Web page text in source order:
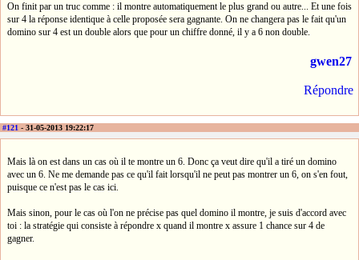
On finit par un truc comme : il montre automatiquement le plus grand ou autre... Et une fois
sur 4 la réponse identique à celle proposée sera gagnante. On ne changera pas le fait qu'un
domino sur 4 est un double alors que pour un chiffre donné, il y a 6 non double.
gwen27
Répondre
#121 - 31-05-2013 19:22:17
Mais là on est dans un cas où il te montre un 6. Donc ça veut dire qu'il a tiré un domino
avec un 6. Ne me demande pas ce qu'il fait lorsqu'il ne peut pas montrer un 6, on s'en fout,
puisque ce n'est pas le cas ici.
Mais sinon, pour le cas où l'on ne précise pas quel domino il montre, je suis d'accord avec
toi : la stratégie qui consiste à répondre x quand il montre x assure 1 chance sur 4 de
gagner.